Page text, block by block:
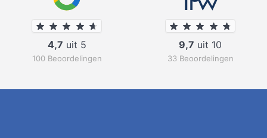
4,7 uit 5
100 Beoordelingen
9,7 uit 10
33 Beoordelingen